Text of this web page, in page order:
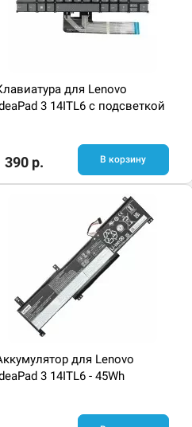
для Lenovo
3 14ITL6 с подсветкой
390 р. В корзину
для Lenovo
3 14ITL6 - 45Wh